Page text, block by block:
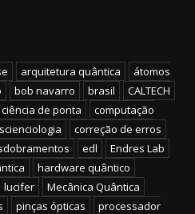
arquitetura quântica
átomos
bob navarro brasil
CALTECH
ciência de ponta
computação
correção de erros
edl
Endres Lab
hardware quântico
lucifer
Mecânica Quântica
pinças ópticas
processador